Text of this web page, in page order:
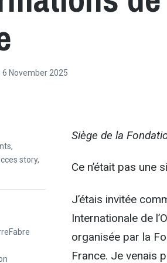
6 November 2025
Siège de la
Ce n’était pas une
J’étais invitée
Internationale de
organisée par la
France. Je venais
,
story,